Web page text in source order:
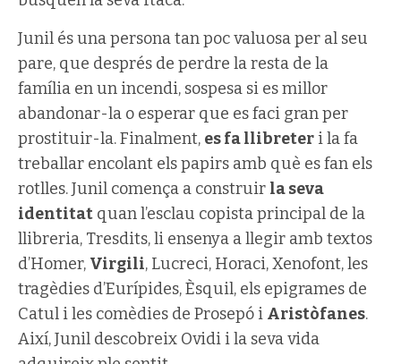
Junil és una persona tan poc valuosa per al seu
pare, que després de perdre la resta de la
família en un incendi, sospesa si es millor
abandonar-la o esperar que es faci gran per
prostituir-la. Finalment, es fa llibreter i la fa
treballar encolant els papirs amb què es fan els
rotlles. Junil comença a construir la seva
identitat quan l’esclau copista principal de la
llibreria, Tresdits, li ensenya a llegir amb textos
d’Homer, Virgili, Lucreci, Horaci, Xenofont, les
tragèdies d’Eurípides, Èsquil, els epigrames de
Catul i les comèdies de Prosepó i Aristòfanes.
Així, Junil descobreix Ovidi i la seva vida